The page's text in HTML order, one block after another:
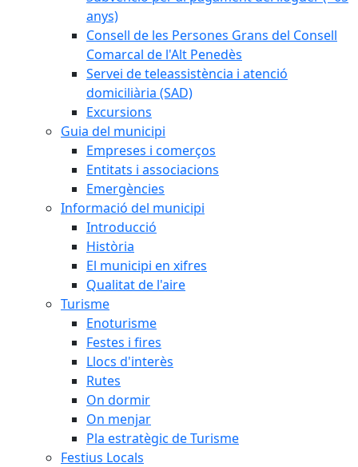
anys)
Consell de les Persones Grans del Consell
Comarcal de l'Alt Penedès
Servei de teleassistència i atenció
domiciliària (SAD)
Excursions
Guia del municipi
Empreses i comerços
Entitats i associacions
Emergències
Informació del municipi
Introducció
Història
El municipi en xifres
Qualitat de l'aire
Turisme
Enoturisme
Festes i fires
Llocs d'interès
Rutes
On dormir
On menjar
Pla estratègic de Turisme
Festius Locals